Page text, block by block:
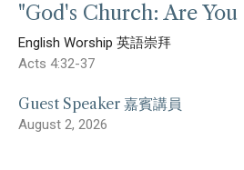
"God's Church: Are
English Worship 英語崇拜
Acts 4:32-37
Guest Speaker 嘉賓講員
August 2, 2026